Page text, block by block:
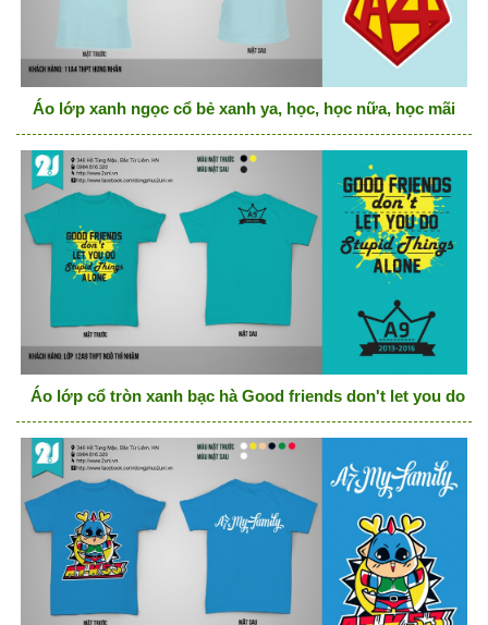
Áo lớp xanh ngọc cổ bẻ xanh ya, học, học nữa, học mãi
Áo lớp cổ tròn xanh bạc hà Good friends don't let you do